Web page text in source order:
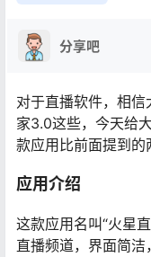
分享吧
对于直播软件，相
家3.0这些，今天给
款应用比前面提到的
应用介绍
这款应用名叫“火星
直播频道，界面简